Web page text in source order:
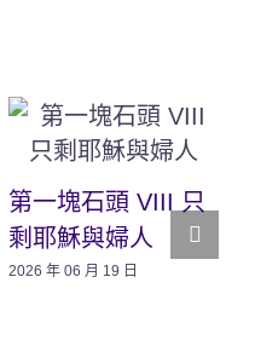
第一塊石頭 VIII 只
剩耶穌與婦人
2026 年 06 月 19 日